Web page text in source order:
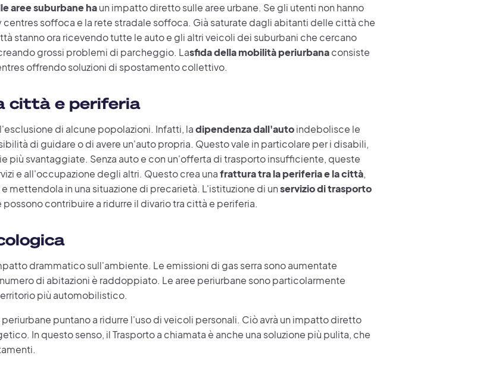
aree suburbane haun impatto diretto sulle aree urbane. Se gli utenti non hanno
centres soffoca e la rete stradale soffoca. Già saturate dagli abitanti delle città che
stanno ora ricevendo tutte le auto e gli altri veicoli dei suburbani che cercano
grossi problemi di parcheggio. Lasfida della mobilità periurbanaconsiste
offrendo soluzioni di spostamento collettivo.
città e periferia
di alcune popolazioni. Infatti, ladipendenza dall'autoindebolisce le
di guidare o di avere un'auto propria. Questo vale in particolare per i disabili,
più svantaggiate. Senza auto e con un'offerta di trasporto insufficiente, queste
e all'occupazione degli altri. Questo crea unafrattura tra la periferia e la città,
mettendola in una situazione di precarietà. L'istituzione di unservizio di trasporto
contribuire a ridurre il divario tra città e periferia.
drammatico sull'ambiente. Le emissioni di gas serra sono aumentate
di abitazioni è raddoppiato. Le aree periurbane sono particolarmente
più automobilistico.
puntano a ridurre l'uso di veicoli personali. Ciò avrà un impatto diretto
In questo senso, il Trasporto a chiamata è anche una soluzione più pulita, che